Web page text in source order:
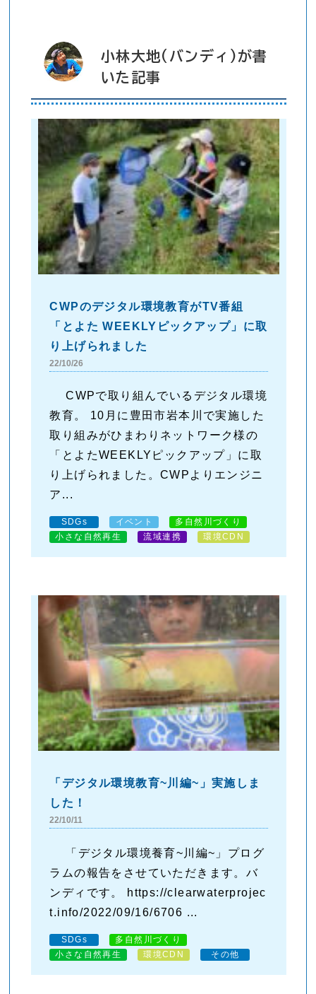
小林大地(バンディ)が書
いた記事
CWPのデジタル環境教育がTV番組
「とよた WEEKLYピックアップ」に取
り上げられました
22/10/26
CWPで取り組んでいるデジタル環境
教育。 10月に豊田市岩本川で実施した
取り組みがひまわりネットワーク様の
「とよたWEEKLYピックアップ」に取
り上げられました。CWPよりエンジニ
ア...
SDGs イベント
多自然川づくり
小さな自然再生
流域連携 環境CDN
「デジタル環境教育~川編~」実施しま
した！
22/10/11
「デジタル環境養育~川編~」プログ
ラムの報告をさせていただきます。バ
ンディです。 https://clearwaterprojec
t.info/2022/09/16/6706 ...
SDGs
多自然川づくり
小さな自然再生
環境CDN その他